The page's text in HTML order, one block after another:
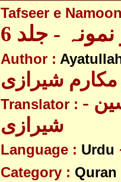
Tafseer e
- جلد 6
Author :
مکارم شیرازی
Translator : - مولانا سید صفدر حسین
شیرازی
Language : Urdu
Category : Quran